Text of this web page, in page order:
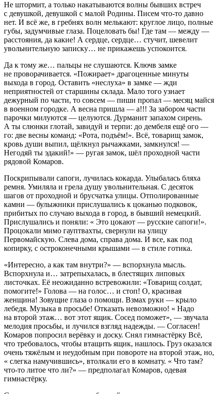
Не штормит, а только накатываются волны бывших встреч
с девушкой, девушкой с малой Родины. Писем что-то давно
нет. И всё же, в гребнях волн мелькают: круглое лицо, полные
губы, задумчивые глаза. Поцеловать бы! Где там — между —
расстояния, да какие! А сердце, сердце… стучит, шевелит
увольнительную записку… не прикажешь успокоится.
Да к тому же… пальцы не слушаются. Ключв замке
не проворачивается. «Пожирает» драгоценные минуты
выхода в город. Оставить «неслуха» в замке — жди
неприятностей от старшины склада. Мало того узнает
дежурный по части, то совсем — пиши пропал — месяц майся
в военном городке. А весна пришла — а!!! За забором части
парочки милуются — целуются. Дурманит запахом сирень.
А ты слюнки глотай, завидуй и терпи: до дембеля ещё ого —
го: две весны команд: «Рота, подъём!». Всё, товарищ замок,
кровь души выпил, щёлкнул рычажками, замкнулся! —
Негодяй ты эдакий!» — ругая замок, шёл проходной части
рядовой Комаров.
Поскрипывали сапоги, лучилась кокарда. Улыбалась бляха
ремня. Умиляла и грела душу увольнительная. С десяток
шагов от проходной и брусчатка улицы. Отполированные
камни — булыжники прислушались к цоканью подковок,
прибитых по случаю выхода в город, в бывший немецкий.
Прислушались и поняли: « Это цокают — русские сапоги!».
Процокали мимо гауптвахты, свернули на улицу
Первомайскую. Слева дома, справа дома. И все, как под
копирку, с остроконечными крышами — в стиле готика.
«Интересно, а как там внутри?» — вспорхнула мысль.
Вспорхнула и… затрепыхалась, в блестящих липовых
листочках. Её неожиданно встревожили: «Товарищ солдат,
помогите!» Голова — на голос… и стоп! О, красивая
женщина! Зовущие глаза о помощи. Взмах руки — крыло
лебедя. Музыка в просьбе! Отказать невозможно! « Надо
на второй этаж… вот этот ящик. Сосед поможет», — звучала
мелодия просьбы, и лучился взгляд надежды. — Согласен!
Комаров попросил верёвку и доску. Снял гимнастёрку Всё,
что требовалось, чтобы втащить ящик, нашлось. Груз оказался
очень тяжёлым и неудобным при повороте на второй этаж, но,
« слегка намучившись», втолкали его в комнату. « Что там?
что-то литое что ли?» — предполагал Комаров, одевая
гимнастёрку.